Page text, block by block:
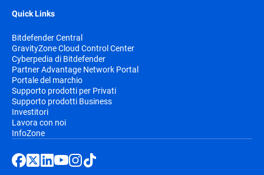
Quick Links
Bitdefender Central
GravityZone Cloud Control Center
Cyberpedia di Bitdefender
Partner Advantage Network Portal
Portale del marchio
Supporto prodotti per Privati
Supporto prodotti Business
Investitori
Lavora con noi
InfoZone